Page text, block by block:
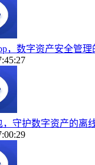
，数字资产安全管
，守护数字资产的离